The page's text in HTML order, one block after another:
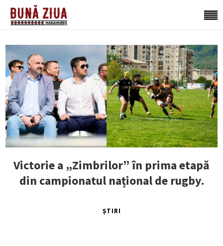
Victorie a „Zimbrilor” în prima etapă
din campionatul național de rugby.
ȘTIRI